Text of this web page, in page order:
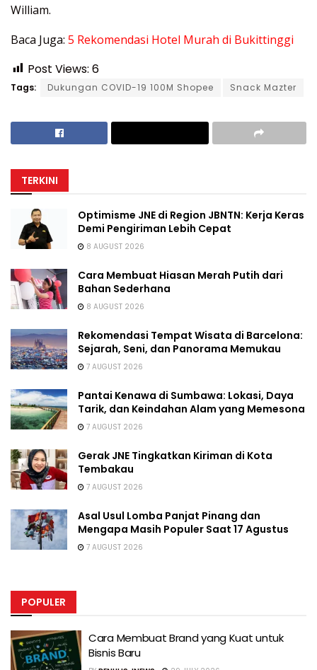
William.
Baca Juga: 5 Rekomendasi Hotel Murah di Bukittinggi
Post Views: 6
Tags: Dukungan COVID-19 100M Shopee Snack Mazter
TERKINI
Optimisme JNE di Region JBNTN: Kerja Keras
Demi Pengiriman Lebih Cepat
8 AUGUST 2026
Cara Membuat Hiasan Merah Putih dari
Bahan Sederhana
8 AUGUST 2026
Rekomendasi Tempat Wisata di Barcelona:
Sejarah, Seni, dan Panorama Memukau
7 AUGUST 2026
Pantai Kenawa di Sumbawa: Lokasi, Daya
Tarik, dan Keindahan Alam yang Memesona
7 AUGUST 2026
Gerak JNE Tingkatkan Kiriman di Kota
Tembakau
7 AUGUST 2026
Asal Usul Lomba Panjat Pinang dan
Mengapa Masih Populer Saat 17 Agustus
7 AUGUST 2026
POPULER
Cara Membuat Brand yang Kuat untuk
Bisnis Baru